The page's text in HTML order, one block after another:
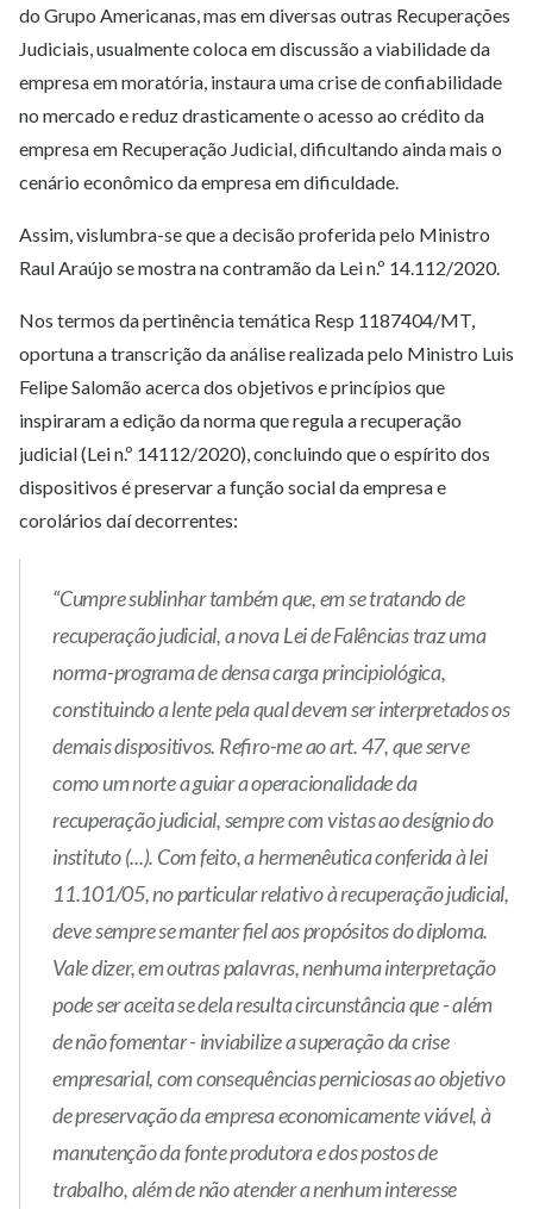
do Grupo Americanas, mas em diversas outras Recuperações
Judiciais, usualmente coloca em discussão a viabilidade da
empresa em moratória, instaura uma crise de confiabilidade
no mercado e reduz drasticamente o acesso ao crédito da
empresa em Recuperação Judicial, dificultando ainda mais o
cenário econômico da empresa em dificuldade.
Assim, vislumbra-se que a decisão proferida pelo Ministro
Raul Araújo se mostra na contramão da Lei n.º 14.112/2020.
Nos termos da pertinência temática Resp 1187404/MT,
oportuna a transcrição da análise realizada pelo Ministro Luis
Felipe Salomão acerca dos objetivos e princípios que
inspiraram a edição da norma que regula a recuperação
judicial (Lei n.º 14112/2020), concluindo que o espírito dos
dispositivos é preservar a função social da empresa e
corolários daí decorrentes:
“Cumpre sublinhar também que, em se tratando de
recuperação judicial, a nova Lei de Falências traz uma
norma-programa de densa carga principiológica,
constituindo a lente pela qual devem ser interpretados os
demais dispositivos. Refiro-me ao art. 47, que serve
como um norte a guiar a operacionalidade da
recuperação judicial, sempre com vistas ao desígnio do
instituto (...). Com feito, a hermenêutica conferida à lei
11.101/05, no particular relativo à recuperação judicial,
deve sempre se manter fiel aos propósitos do diploma.
Vale dizer, em outras palavras, nenhuma interpretação
pode ser aceita se dela resulta circunstância que - além
de não fomentar - inviabilize a superação da crise
empresarial, com consequências perniciosas ao objetivo
de preservação da empresa economicamente viável, à
manutenção da fonte produtora e dos postos de
trabalho, além de não atender a nenhum interesse